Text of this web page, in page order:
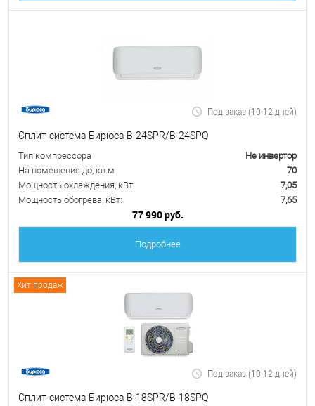
Под заказ (10-12 дней)
Сплит-система Бирюса B-24SPR/B-24SPQ
Тип компрессора
Не инвертор
На помещение до, кв.м
70
Мощность охлаждения, кВт:
7,05
Мощность обогрева, кВт:
7,65
77 990 руб.
Подробнее
Хит продаж
Под заказ (10-12 дней)
Сплит-система Бирюса B-18SPR/B-18SPQ